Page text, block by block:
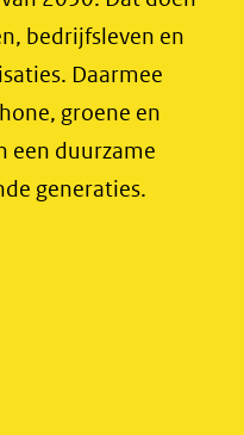
bedrijfsleven en
Daarmee
groene en
een duurzame
generaties.